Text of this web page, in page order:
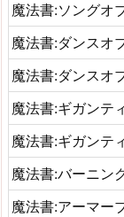
魔法書:ソングオ
魔法書:ダンスオ
魔法書:ダンスオ
魔法書:ギガンテ
魔法書:ギガンテ
魔法書:バーニン
魔法書:アーマー